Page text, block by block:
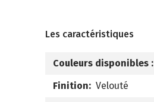
Les caractéristiques
Couleurs disponibles :
Finition: Velouté